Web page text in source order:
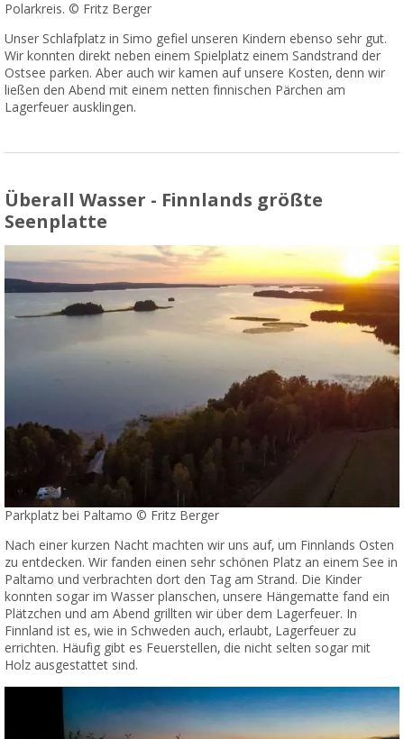
Polarkreis. © Fritz Berger
Unser Schlafplatz in Simo gefiel unseren Kindern ebenso sehr gut.
Wir konnten direkt neben einem Spielplatz einem Sandstrand der
Ostsee parken. Aber auch wir kamen auf unsere Kosten, denn wir
ließen den Abend mit einem netten finnischen Pärchen am
Lagerfeuer ausklingen.
Überall Wasser - Finnlands größte
Seenplatte
Parkplatz bei Paltamo © Fritz Berger
Nach einer kurzen Nacht machten wir uns auf, um Finnlands Osten
zu entdecken. Wir fanden einen sehr schönen Platz an einem See in
Paltamo und verbrachten dort den Tag am Strand. Die Kinder
konnten sogar im Wasser planschen, unsere Hängematte fand ein
Plätzchen und am Abend grillten wir über dem Lagerfeuer. In
Finnland ist es, wie in Schweden auch, erlaubt, Lagerfeuer zu
errichten. Häufig gibt es Feuerstellen, die nicht selten sogar mit
Holz ausgestattet sind.